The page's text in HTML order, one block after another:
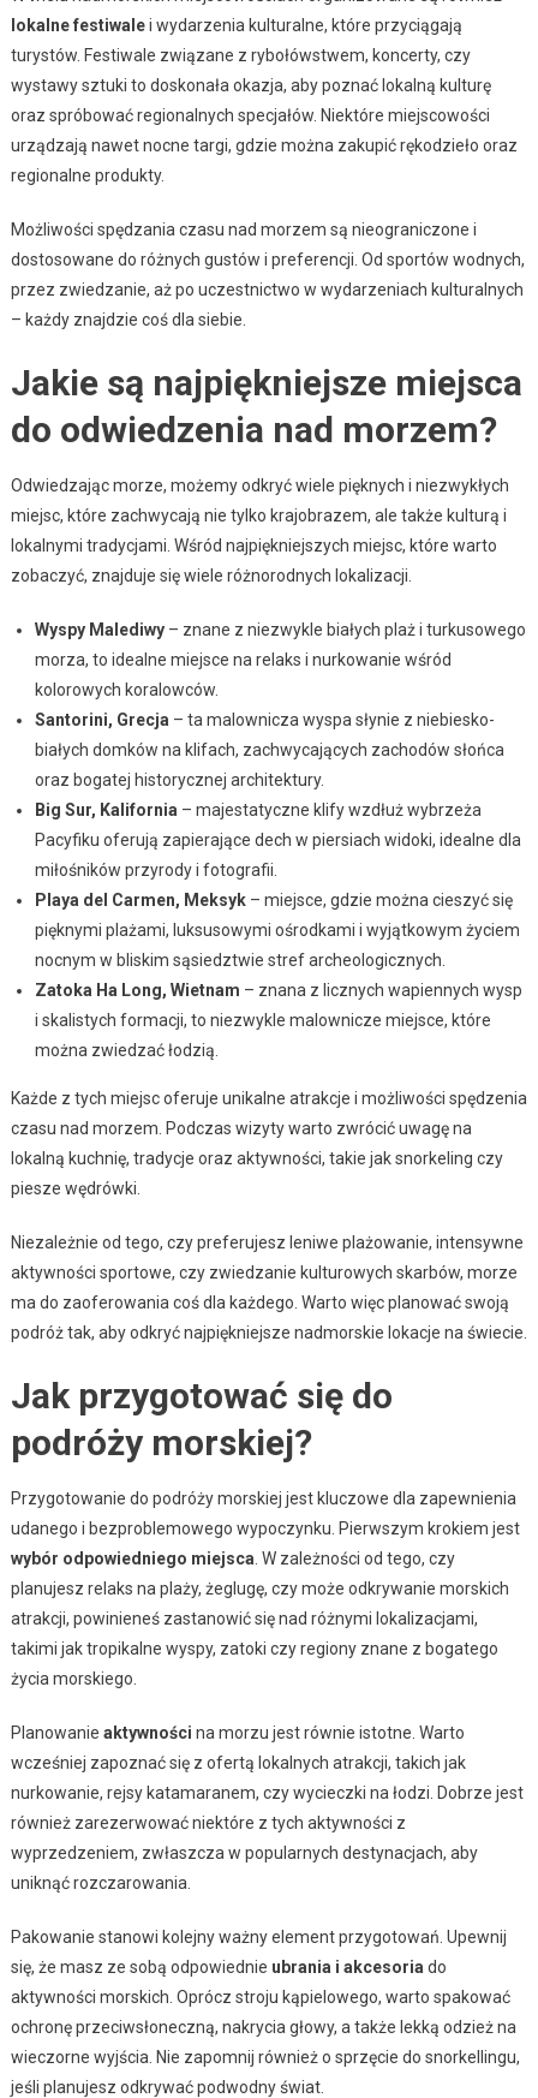
lokalne festiwalei wydarzenia kulturalne, które przyciągają
turystów. Festiwale związane z rybołówstwem, koncerty, czy
wystawy sztuki to doskonała okazja, aby poznać lokalną kulturę
oraz spróbować regionalnych specjałów. Niektóre miejscowości
urządzają nawet nocne targi, gdzie można zakupić rękodzieło oraz
regionalne produkty.
Możliwości spędzania czasu nad morzem są nieograniczone i
dostosowane do różnych gustów i preferencji. Od sportów wodnych,
przez zwiedzanie, aż po uczestnictwo w wydarzeniach kulturalnych
– każdy znajdzie coś dla siebie.
Jakie są najpiękniejsze miejsca
do odwiedzenia nad morzem?
Odwiedzając morze, możemy odkryć wiele pięknych i niezwykłych
miejsc, które zachwycają nie tylko krajobrazem, ale także kulturą i
lokalnymi tradycjami. Wśród najpiękniejszych miejsc, które warto
zobaczyć, znajduje się wiele różnorodnych lokalizacji.
Wyspy Malediwy– znane z niezwykle białych plaż i turkusowego
morza, to idealne miejsce na relaks i nurkowanie wśród
kolorowych koralowców.
Santorini, Grecja – ta malownicza wyspa słynie z niebiesko-
białych domków na klifach, zachwycających zachodów słońca
oraz bogatej historycznej architektury.
Big Sur, Kalifornia – majestatyczne klify wzdłuż wybrzeża
Pacyfiku oferują zapierające dech w piersiach widoki, idealne dla
miłośników przyrody i fotografii.
Playa del Carmen, Meksyk– miejsce, gdzie można cieszyć się
pięknymi plażami, luksusowymi ośrodkami i wyjątkowym życiem
nocnym w bliskim sąsiedztwie stref archeologicznych.
Zatoka Ha Long, Wietnam – znana z licznych wapiennych wysp
i skalistych formacji, to niezwykle malownicze miejsce, które
można zwiedzać łodzią.
Każde z tych miejsc oferuje unikalne atrakcje i możliwości spędzenia
czasu nad morzem. Podczas wizyty warto zwrócić uwagę na
lokalną kuchnię, tradycje oraz aktywności, takie jak snorkeling czy
piesze wędrówki.
Niezależnie od tego, czy preferujesz leniwe plażowanie, intensywne
aktywności sportowe, czy zwiedzanie kulturowych skarbów, morze
ma do zaoferowania coś dla każdego. Warto więc planować swoją
podróż tak, aby odkryć najpiękniejsze nadmorskie lokacje na świecie.
Jak przygotować się do
podróży morskiej?
Przygotowanie do podróży morskiej jest kluczowe dla zapewnienia
udanego i bezproblemowego wypoczynku. Pierwszym krokiem jest
wybór odpowiedniego miejsca . W zależności od tego, czy
planujesz relaks na plaży, żeglugę, czy może odkrywanie morskich
atrakcji, powinieneś zastanowić się nad różnymi lokalizacjami,
takimi jak tropikalne wyspy, zatoki czy regiony znane z bogatego
życia morskiego.
Planowanie aktywności na morzu jest równie istotne. Warto
wcześniej zapoznać się z ofertą lokalnych atrakcji, takich jak
nurkowanie, rejsy katamaranem, czy wycieczki na łodzi. Dobrze jest
również zarezerwować niektóre z tych aktywności z
wyprzedzeniem, zwłaszcza w popularnych destynacjach, aby
uniknąć rozczarowania.
Pakowanie stanowi kolejny ważny element przygotowań. Upewnij
się, że masz ze sobą odpowiednie ubrania i akcesoria do
aktywności morskich. Oprócz stroju kąpielowego, warto spakować
ochronę przeciwsłoneczną, nakrycia głowy, a także lekką odzież na
wieczorne wyjścia. Nie zapomnij również o sprzęcie do snorkellingu,
jeśli planujesz odkrywać podwodny świat.